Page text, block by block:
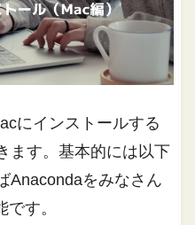
にインストールする
ます。基本的には以下
Anacondaをみなさん
す。